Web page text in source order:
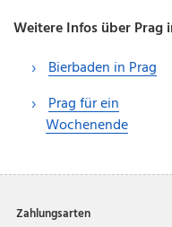
Weitere Infos über Prag
Bierbaden in Prag
Prag für ein
Wochenende